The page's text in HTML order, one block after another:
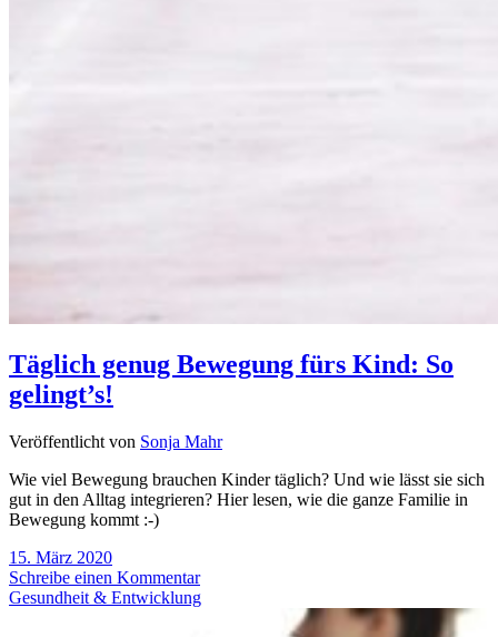
Täglich genug Bewegung fürs Kind: So
gelingt’s!
Veröffentlicht von Sonja Mahr
Wie viel Bewegung brauchen Kinder täglich? Und wie lässt sie sich
gut in den Alltag integrieren? Hier lesen, wie die ganze Familie in
Bewegung kommt :-)
15. März 2020
Schreibe einen Kommentar
Gesundheit & Entwicklung